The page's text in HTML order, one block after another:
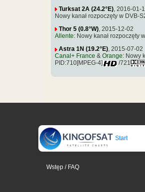
Turksat 2A (24.2°E) , 2016-01-
Nowy kanał rozpoczęty w DVB-
Thor 5 (0.8°W), 2015-12-02
Allente: Nowy kanał rozpoczęty
Astra 1N (19.2°E), 2015-07-02
Canal+ France & Orange: Nowy
PID:710[MPEG-4]
/721
Start
Wstęp / FAQ